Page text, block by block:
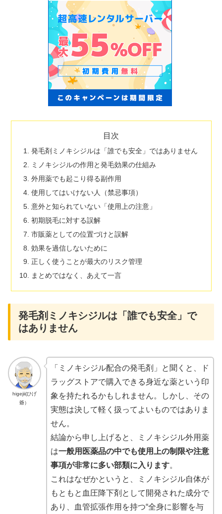
目次
発毛剤ミノキシジルは「誰でも安全」ではありません
ミノキシジルの作用と発毛効果の仕組み
外用薬でも起こり得る副作用
使用してはいけない人（禁忌事項）
意外と知られていない「使用上の注意」
初期脱毛に対する誤解
市販薬としての位置づけと誤解
効果を過信しないために
正しく使うことが最大のリスク管理
まとめではなく、あえて一言
発毛剤ミノキシジルは「誰でも安全」で
はありません
higejii(ひげ
爺）
「ミノキシジル配合の発毛剤」と聞くと、ド
ラッグストアで購入できる身近な薬という印
象を持たれるかもしれません。しかし、その
実態は決して軽く扱ってよいものではありま
せん。
結論から申し上げると、ミノキシジル外用薬
は一般用医薬品の中でも使用上の制限や注意
事項が非常に多い部類に入ります。
これはなぜかというと、ミノキシジル自体が
もともと血圧降下剤として開発された成分で
あり、血管拡張作用を持つ“全身に影響を与